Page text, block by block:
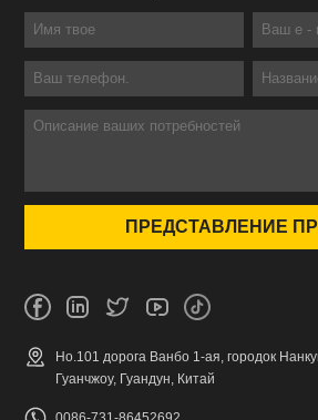
Но.101 дорога Ванбо 1-ая, городок
Гуанчжоу, Гуандун, Китай